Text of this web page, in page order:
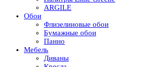
ARGILE
Обои
Флизелиновые обои
Бумажные обои
Панно
Мебель
Диваны